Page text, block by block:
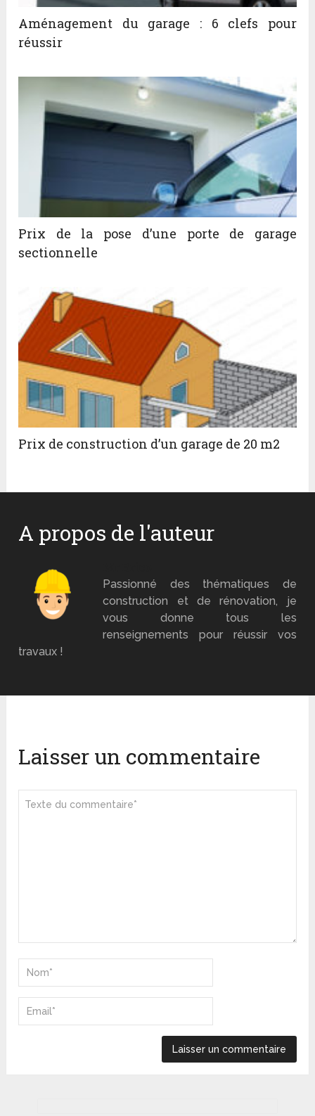
Aménagement du garage : 6 clefs pour
réussir
Prix de la pose d’une porte de garage
sectionnelle
Prix de construction d’un garage de 20 m2
A propos de l'auteur
Passionné des thématiques de
construction et de rénovation, je
vous donne tous les
renseignements pour réussir vos
travaux !
Laisser un commentaire